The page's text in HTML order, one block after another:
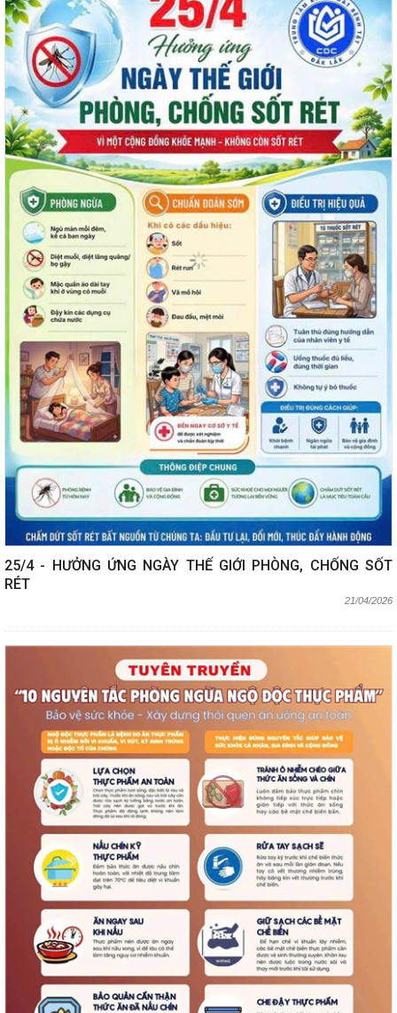
25/4 - HƯỞNG ỨNG NGÀY THẾ GIỚI PHÒNG, CHỐNG SỐT
RÉT
21/04/2026